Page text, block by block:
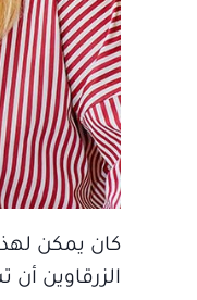
كان يمكن
الزرقاوين